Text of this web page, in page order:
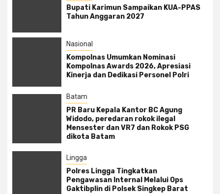
Bupati Karimun Sampaikan KUA-PPAS
Tahun Anggaran 2027
Nasional
Kompolnas Umumkan Nominasi
Kompolnas Awards 2026, Apresiasi
Kinerja dan Dedikasi Personel Polri
Batam
PR Baru Kepala Kantor BC Agung
Widodo, peredaran rokok ilegal
Mensester dan VR7 dan Rokok PSG
dikota Batam
Lingga
Polres Lingga Tingkatkan
Pengawasan Internal Melalui Ops
Gaktibplin di Polsek Singkep Barat